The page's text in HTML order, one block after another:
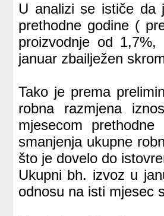
U analizi se ističe da
prethodne godine (
proizvodnje od
januar zbailježen
Tako je prema
robna razmjena
mjesecom
smanjenja ukupne
što je dovelo do
Ukupni bh. izvoz u
odnosu na isti mjesec